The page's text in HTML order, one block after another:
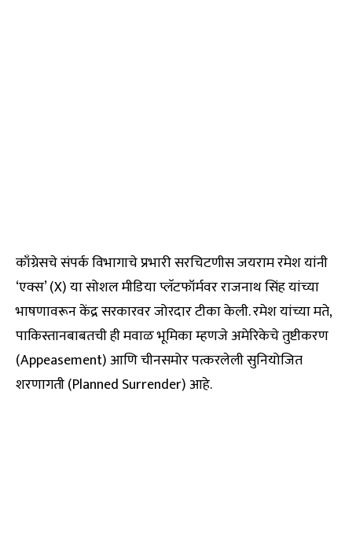
काँग्रेसचे संपर्क विभागाचे प्रभारी सरचिटणीस जयराम रमेश यांनी
‘एक्स’ (X) या सोशल मीडिया प्लॅटफॉर्मवर राजनाथ सिंह यांच्या
भाषणावरून केंद्र सरकारवर जोरदार टीका केली. रमेश यांच्या मते,
पाकिस्तानबाबतची ही मवाळ भूमिका म्हणजे अमेरिकेचे तुष्टीकरण
(Appeasement) आणि चीनसमोर पत्करलेली सुनियोजित
शरणागती (Planned Surrender) आहे.